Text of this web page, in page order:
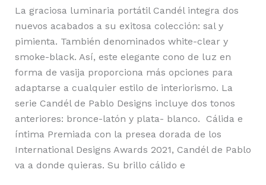
La graciosa luminaria portátil Candél integra dos
nuevos acabados a su exitosa colección: sal y
pimienta. También denominados white-clear y
smoke-black. Así, este elegante cono de luz en
forma de vasija proporciona más opciones para
adaptarse a cualquier estilo de interiorismo. La
serie Candél de Pablo Designs incluye dos tonos
anteriores: bronce-latón y plata- blanco. Cálida e
íntima Premiada con la presea dorada de los
International Designs Awards 2021, Candél de Pablo
va a donde quieras. Su brillo cálido e